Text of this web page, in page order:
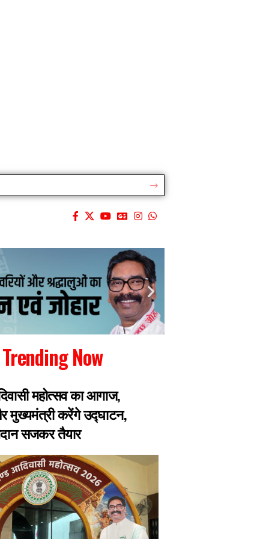
Trending Now
महोत्सव का आगाज,
मुख्यमंत्री करेंगे उद्घाटन,
सजकर तैयार